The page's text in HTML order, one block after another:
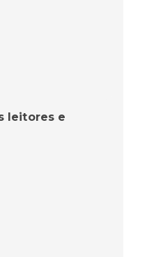
leitores e